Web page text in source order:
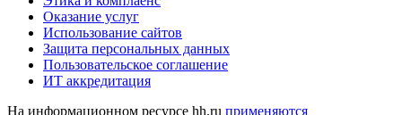
Оказание услуг
Использование сайтов
Защита персональных данных
Пользовательское соглашение
ИТ аккредитация
На информационном ресурсе hh.ru применяются